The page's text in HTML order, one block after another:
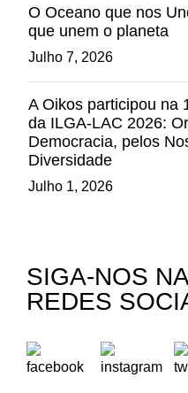
O Oceano que nos
que unem o planeta
Julho 7, 2026
A Oikos participou na
da ILGA-LAC 2026:
Democracia, pelos
Diversidade
Julho 1, 2026
SIGA-NOS
REDES